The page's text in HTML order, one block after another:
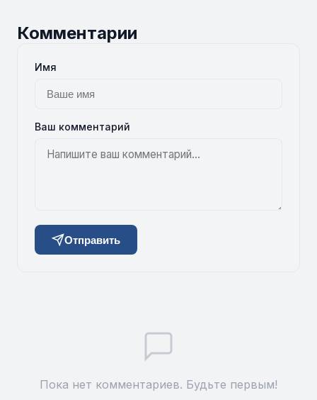
Комментарии
Имя
Ваш комментарий
Отправить
Пока нет комментариев. Будьте первым!